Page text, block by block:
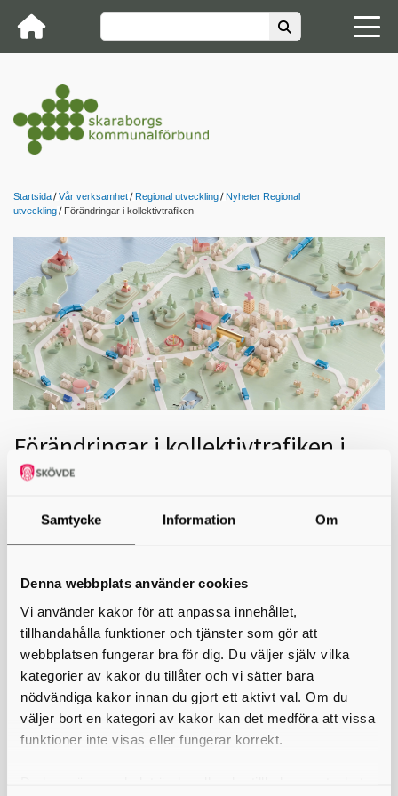
Samtycke Information Om
Denna webbplats använder cookies
Vi använder kakor för att anpassa innehållet,
tillhandahålla funktioner och tjänster som gör att
webbplatsen fungerar bra för dig. Du väljer själv vilka
kategorier av kakor du tillåter och vi sätter bara
nödvändiga kakor innan du gjort ett aktivt val. Om du
väljer bort en kategori av kakor kan det medföra att vissa
funktioner inte visas eller fungerar korrekt.
Startsida Vår verksamhet Regional utveckling
Nyheter Regional
utveckling
Förändringar i kollektivtrafiken
Förändringar i kollektivtrafiken i
hela Skaraborg från 2025
Från den 16 juni gäller nya busslinjer och tidtabeller i hela
Skaraborg – med både förstärkningar och neddragningar i
busslinjer och hållplatser runt om i Skaraborg. Det är fortsatt Nobina
som kör busstrafiken på uppdrag av Västtrafik. De flesta linjer har fått
nya tidtabeller, men det finns även linjer som tillkommer, får utökad
trafik eller helt tas bort. Totalt handlar det om cirka 230 hållplatser i
Skaraborg som inte längre kommer att trafikeras, vilket kan innebära
stora lokala förändringar.
Information om samtliga förändringar finns samlat här:
Så blir nya busstrafiken i Skaraborg